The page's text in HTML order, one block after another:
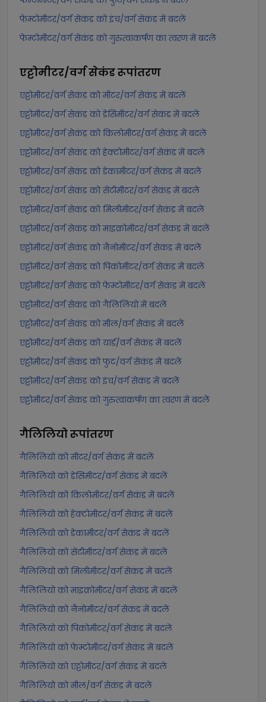
फेम्टोमीटर/वर्ग सेकंड को इंच/वर्ग सेकंड में बदलें
फेम्टोमीटर/वर्ग सेकंड को गुरुत्वाकर्षण का त्वरण में बदलें
एट्टोमीटर/वर्ग सेकंडरूपांतरण
एट्टोमीटर/वर्ग सेकंड को मीटर/वर्ग सेकंड में बदलें
एट्टोमीटर/वर्ग सेकंड को डेसिमीटर/वर्ग सेकंड में बदलें
एट्टोमीटर/वर्ग सेकंड को किलोमीटर/वर्ग सेकंड में बदलें
एट्टोमीटर/वर्ग सेकंड को हेक्टोमीटर/वर्ग सेकंड में बदलें
एट्टोमीटर/वर्ग सेकंड को डेकामीटर/वर्ग सेकंड में बदलें
एट्टोमीटर/वर्ग सेकंड को सेंटीमीटर/वर्ग सेकंड में बदलें
एट्टोमीटर/वर्ग सेकंड को मिलीमीटर/वर्ग सेकंड में बदलें
एट्टोमीटर/वर्ग सेकंड को माइक्रोमीटर/वर्ग सेकंड में बदलें
एट्टोमीटर/वर्ग सेकंड को नैनोमीटर/वर्ग सेकंड में बदलें
एट्टोमीटर/वर्ग सेकंड को पिकोमीटर/वर्ग सेकंड में बदलें
एट्टोमीटर/वर्ग सेकंड को फेम्टोमीटर/वर्ग सेकंड में बदलें
एट्टोमीटर/वर्ग सेकंड को गैलिलियो में बदलें
एट्टोमीटर/वर्ग सेकंड को मील/वर्ग सेकंड में बदलें
एट्टोमीटर/वर्ग सेकंड को यार्ड/वर्ग सेकंड में बदलें
एट्टोमीटर/वर्ग सेकंड को फुट/वर्ग सेकंड में बदलें
एट्टोमीटर/वर्ग सेकंड को इंच/वर्ग सेकंड में बदलें
एट्टोमीटर/वर्ग सेकंड को गुरुत्वाकर्षण का त्वरण में बदलें
गैलिलियोरूपांतरण
गैलिलियो को मीटर/वर्ग सेकंड में बदलें
गैलिलियो को डेसिमीटर/वर्ग सेकंड में बदलें
गैलिलियो को किलोमीटर/वर्ग सेकंड में बदलें
गैलिलियो को हेक्टोमीटर/वर्ग सेकंड में बदलें
गैलिलियो को डेकामीटर/वर्ग सेकंड में बदलें
गैलिलियो को सेंटीमीटर/वर्ग सेकंड में बदलें
गैलिलियो को मिलीमीटर/वर्ग सेकंड में बदलें
गैलिलियो को माइक्रोमीटर/वर्ग सेकंड में बदलें
गैलिलियो को नैनोमीटर/वर्ग सेकंड में बदलें
गैलिलियो को पिकोमीटर/वर्ग सेकंड में बदलें
गैलिलियो को फेम्टोमीटर/वर्ग सेकंड में बदलें
गैलिलियो को एट्टोमीटर/वर्ग सेकंड में बदलें
गैलिलियो को मील/वर्ग सेकंड में बदलें